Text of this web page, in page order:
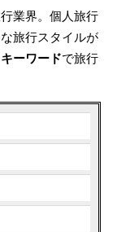
業界。個人旅行
旅行スタイルが
キーワードで旅行